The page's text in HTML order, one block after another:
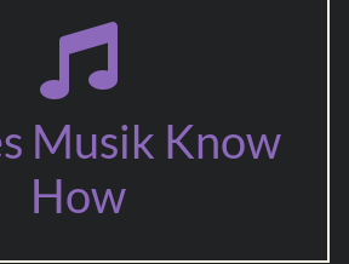
Musik Know
How